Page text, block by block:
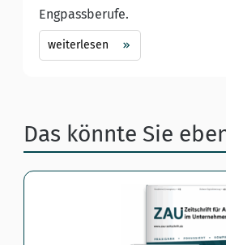
Engpassberufe.
weiterlesen
Das könnte Sie